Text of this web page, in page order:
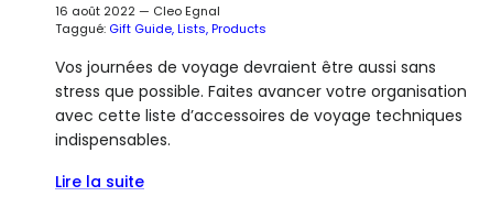
16 août 2022— Cleo Egnal
Taggué: Gift Guide Lists Products
Vos journées de voyage devraient être aussi sans
stress que possible. Faites avancer votre organisation
avec cette liste d’accessoires de voyage techniques
indispensables.
Lire la suite